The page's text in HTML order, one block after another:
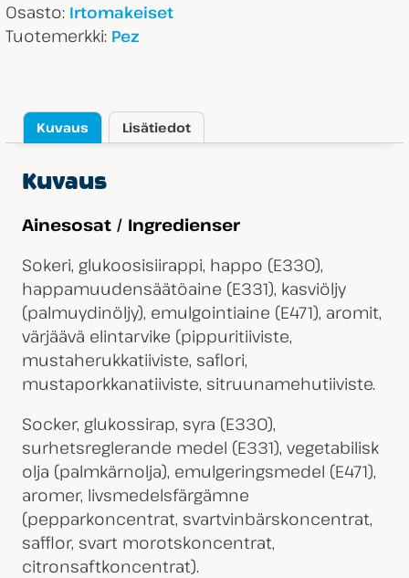
Osasto: Irtomakeiset
Tuotemerkki: Pez
Kuvaus Lisätiedot
Kuvaus
Ainesosat / Ingredienser
Sokeri, glukoosisiirappi, happo (E330),
happamuudensäätöaine (E331), kasviöljy
(palmuydinöljy), emulgointiaine (E471), aromit,
värjäävä elintarvike (pippuritiiviste,
mustaherukkatiiviste, saflori,
mustaporkkanatiiviste, sitruunamehutiiviste.
Socker, glukossirap, syra (E330),
surhetsreglerande medel (E331), vegetabilisk
olja (palmkärnolja), emulgeringsmedel (E471),
aromer, livsmedelsfärgämne
(pepparkoncentrat, svartvinbärskoncentrat,
safflor, svart morotskoncentrat,
citronsaftkoncentrat).